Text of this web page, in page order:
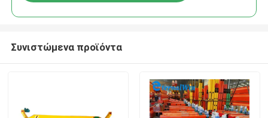
Συνιστώμενα προϊόντα